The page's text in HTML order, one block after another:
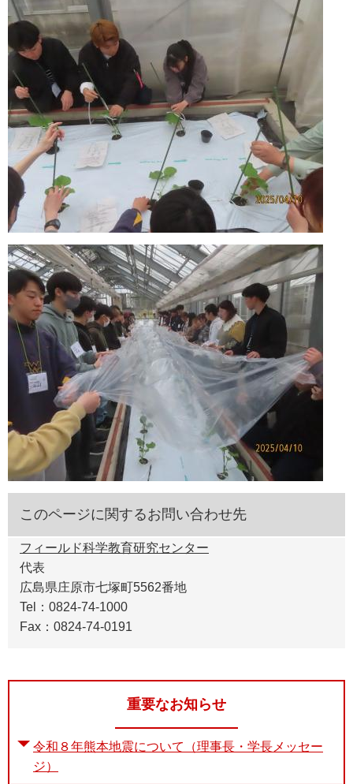
このページに関するお問い合わせ先
フィールド科学教育研究センター
代表
広島県庄原市七塚町5562番地
Tel：0824-74-1000
Fax：0824-74-0191
重要なお知らせ
令和８年熊本地震について（理事長・学長メッセー
ジ）